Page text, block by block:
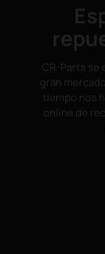
CR-Parts se
gran
tiempo nos
online de